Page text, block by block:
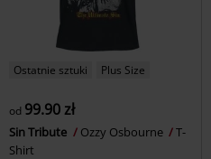
Ostatnie sztuki Plus Size
od 99.90 zł
Sin Tribute Ozzy Osbourne
T-
Shirt